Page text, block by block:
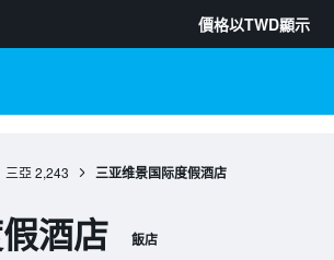
價格以TWD顯示
三亞 2,243 三亚维景国际度假酒店
酒店 飯店